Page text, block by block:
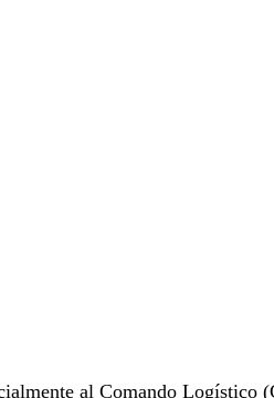
al Comando Logístico